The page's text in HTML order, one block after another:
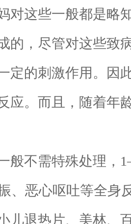
这些一般都是略知
，尽管对这些致
定的刺激作用。因
应。而且，随着年
不需特殊处理，
、恶心呕吐等全身
儿退热片、美林